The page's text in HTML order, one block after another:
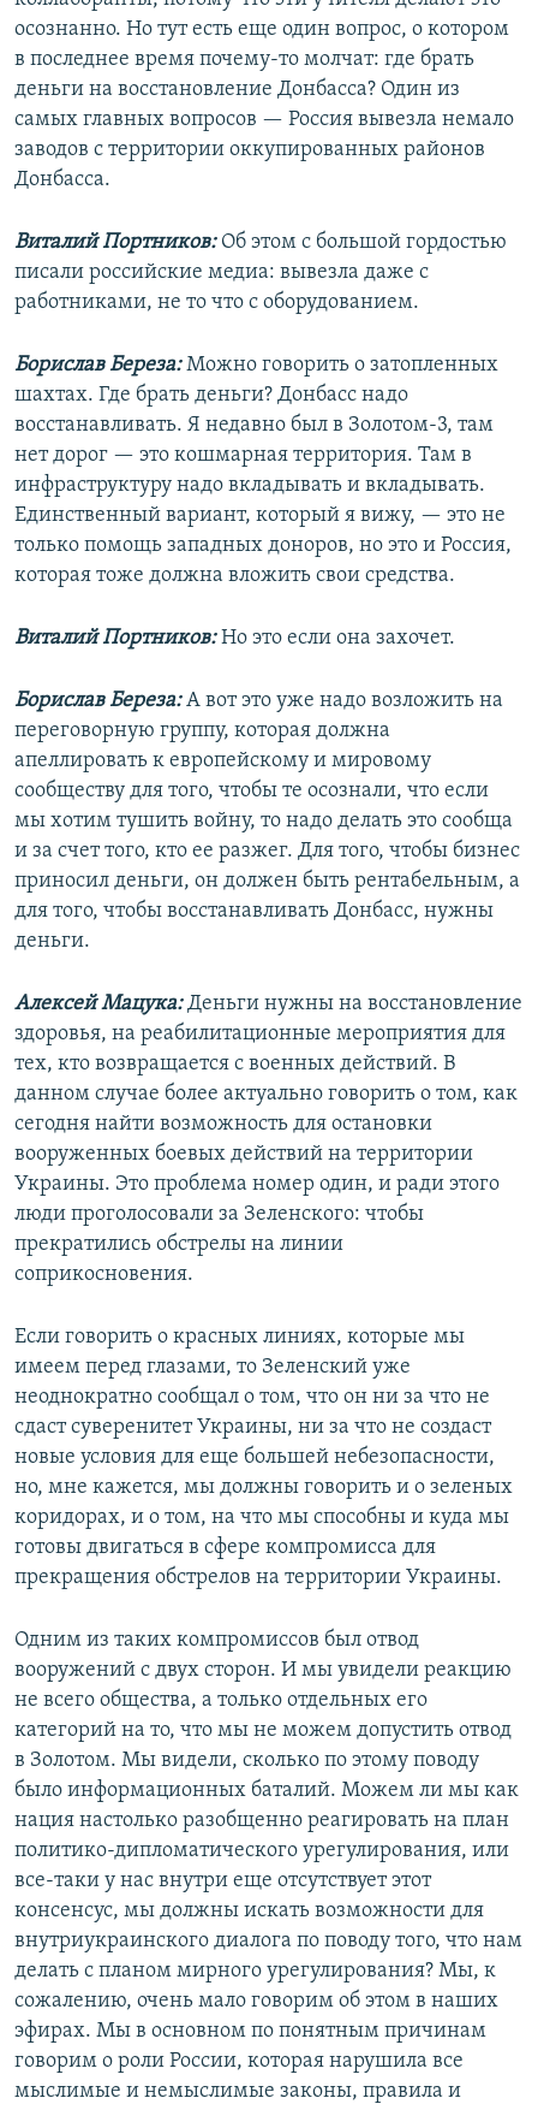
осознанно. Но тут есть еще один вопрос, о котором
в последнее время почему-то молчат: где брать
деньги на восстановление Донбасса? Один из
самых главных вопросов — Россия вывезла немало
заводов с территории оккупированных районов
Донбасса.
Виталий Портников: Об этом с большой гордостью
писали российские медиа: вывезла даже с
работниками, не то что с оборудованием.
Борислав Береза:Можно говорить о затопленных
шахтах. Где брать деньги? Донбасс надо
восстанавливать. Я недавно был в Золотом-3, там
нет дорог — это кошмарная территория. Там в
инфраструктуру надо вкладывать и вкладывать.
Единственный вариант, который я вижу, — это не
только помощь западных доноров, но это и Россия,
которая тоже должна вложить свои средства.
Виталий Портников:Но это если она захочет.
Борислав Береза:А вот это уже надо возложить на
переговорную группу, которая должна
апеллировать к европейскому и мировому
сообществу для того, чтобы те осознали, что если
мы хотим тушить войну, то надо делать это сообща
и за счет того, кто ее разжег. Для того, чтобы бизнес
приносил деньги, он должен быть рентабельным, а
для того, чтобы восстанавливать Донбасс, нужны
деньги.
Алексей Мацука:Деньги нужны на восстановление
здоровья, на реабилитационные мероприятия для
тех, кто возвращается с военных действий. В
данном случае более актуально говорить о том, как
сегодня найти возможность для остановки
вооруженных боевых действий на территории
Украины. Это проблема номер один, и ради этого
люди проголосовали за Зеленского: чтобы
прекратились обстрелы на линии
соприкосновения.
Если говорить о красных линиях, которые мы
имеем перед глазами, то Зеленский уже
неоднократно сообщал о том, что он ни за что не
сдаст суверенитет Украины, ни за что не создаст
новые условия для еще большей небезопасности,
но, мне кажется, мы должны говорить и о зеленых
коридорах, и о том, на что мы способны и куда мы
готовы двигаться в сфере компромисса для
прекращения обстрелов на территории Украины.
Одним из таких компромиссов был отвод
вооружений с двух сторон. И мы увидели реакцию
не всего общества, а только отдельных его
категорий на то, что мы не можем допустить отвод
в Золотом. Мы видели, сколько по этому поводу
было информационных баталий. Можем ли мы как
нация настолько разобщенно реагировать на план
политико-дипломатического урегулирования, или
все-таки у нас внутри еще отсутствует этот
консенсус, мы должны искать возможности для
внутриукраинского диалога по поводу того, что нам
делать с планом мирного урегулирования? Мы, к
сожалению, очень мало говорим об этом в наших
эфирах. Мы в основном по понятным причинам
говорим о роли России, которая нарушила все
мыслимые и немыслимые законы, правила и